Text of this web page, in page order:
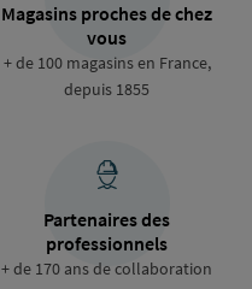
Magasins proches de chez
vous
+ de 100 magasins en France,
depuis 1855
Partenaires des
professionnels
+ de 170 ans de collaboration